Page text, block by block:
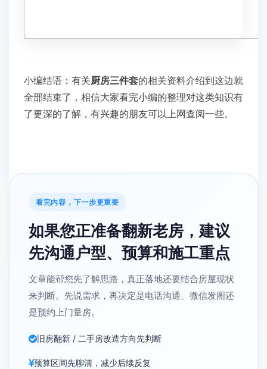
小编结语：有关厨房三件套的相关资料介绍到这边就
全部结束了，相信大家看完小编的整理对这类知识有
了更深的了解，有兴趣的朋友可以上网查阅一些。
看完内容，下一步更重要
如果您正准备翻新老房，建议
先沟通户型、预算和施工重点
文章能帮您先了解思路，真正落地还要结合房屋现状
来判断。先说需求，再决定是电话沟通、微信发图还
是预约上门量房。
旧房翻新 / 二手房改造方向先判断
预算区间先聊清，减少后续反复